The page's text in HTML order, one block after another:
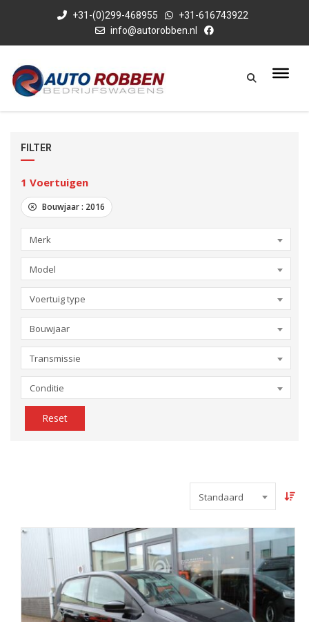
+31-(0)299-468955
+31-616743922
info@autorobben.nl
FILTER
1 Voertuigen
Bouwjaar : 2016
Merk
Model
Voertuig type
Bouwjaar
Transmissie
Conditie
Reset
Standaard